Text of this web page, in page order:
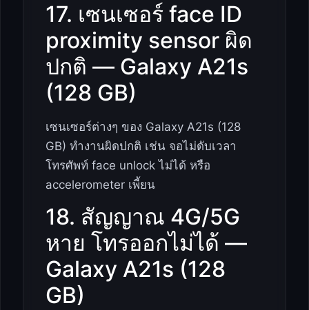
17. เซนเซอร์ face ID
proximity sensor ผิด
ปกติ — Galaxy A21s
(128 GB)
เซนเซอร์ต่างๆ ของ Galaxy A21s (128
GB) ทำงานผิดปกติ เช่น จอไม่ดับเวลา
โทรศัพท์ face unlock ไม่ได้ หรือ
accelerometer เพี้ยน
18. สัญญาณ 4G/5G
หาย โทรออกไม่ได้ —
Galaxy A21s (128
GB)